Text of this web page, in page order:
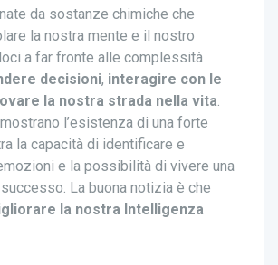
da sostanze chimiche che
la nostra mente e il nostro
a far fronte alle complessità
decisioni, interagire con le
la nostra strada nella vita.
l’esistenza di una forte
la capacità di identificare e
e la possibilità di vivere una
La buona notizia è che
la nostra Intelligenza